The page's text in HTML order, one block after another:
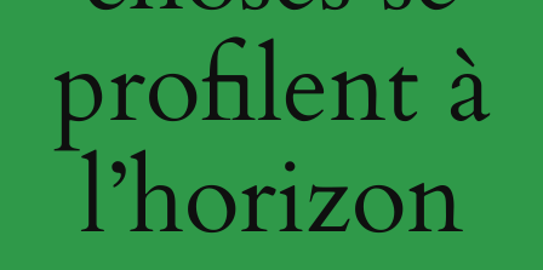
profilent à
l’horizon